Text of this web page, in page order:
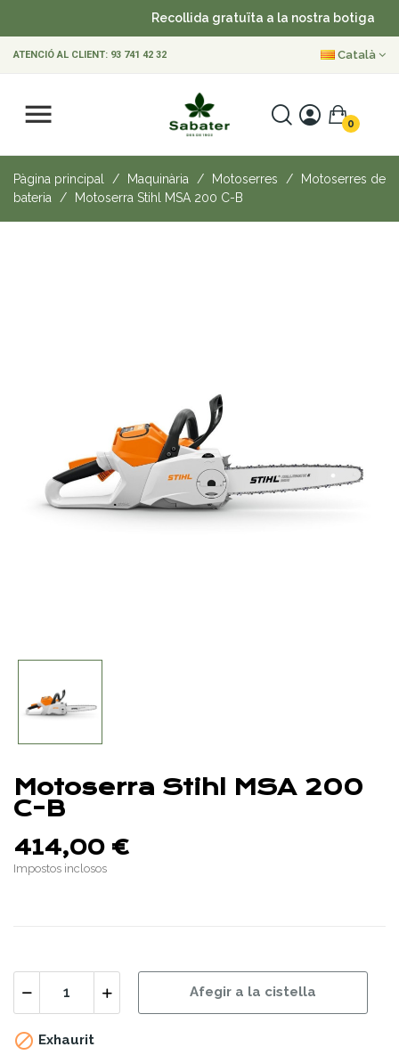
Recollida gratuïta a la nostra botiga
ATENCIÓ AL CLIENT: 93 741 42 32 Català
0
Pàgina principal Maquinària Motoserres
Motoserres de
bateria
Motoserra Stihl MSA 200 C-B
Motoserra Stihl MSA 200
C-B
414,00 €
Impostos inclosos
Afegir a la cistella
 Exhaurit